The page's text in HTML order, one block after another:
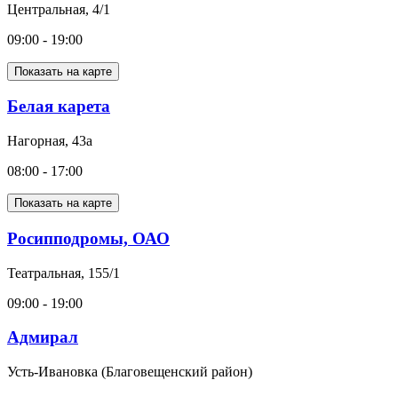
Центральная, 4/1
09:00 - 19:00
Показать на карте
Белая карета
Нагорная, 43а
08:00 - 17:00
Показать на карте
Росипподромы, ОАО
Театральная, 155/1
09:00 - 19:00
Адмирал
Усть-Ивановка (Благовещенский район)